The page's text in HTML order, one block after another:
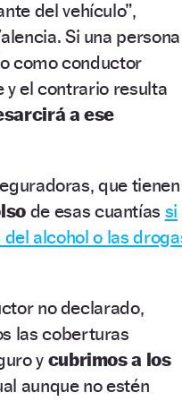
del vehículo”,
Si una persona
como conductor
y el contrario resulta
a ese
que tienen
de esas cuantías si
alcohol o las
no declarado,
las coberturas
ycubrimos a los
aunque no estén